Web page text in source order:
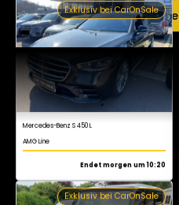
Jetzt kostenlos registrieren
Mercedes-Benz S 450 L
Endet morgen um 10:20
Exklusiv bei CarOnSale